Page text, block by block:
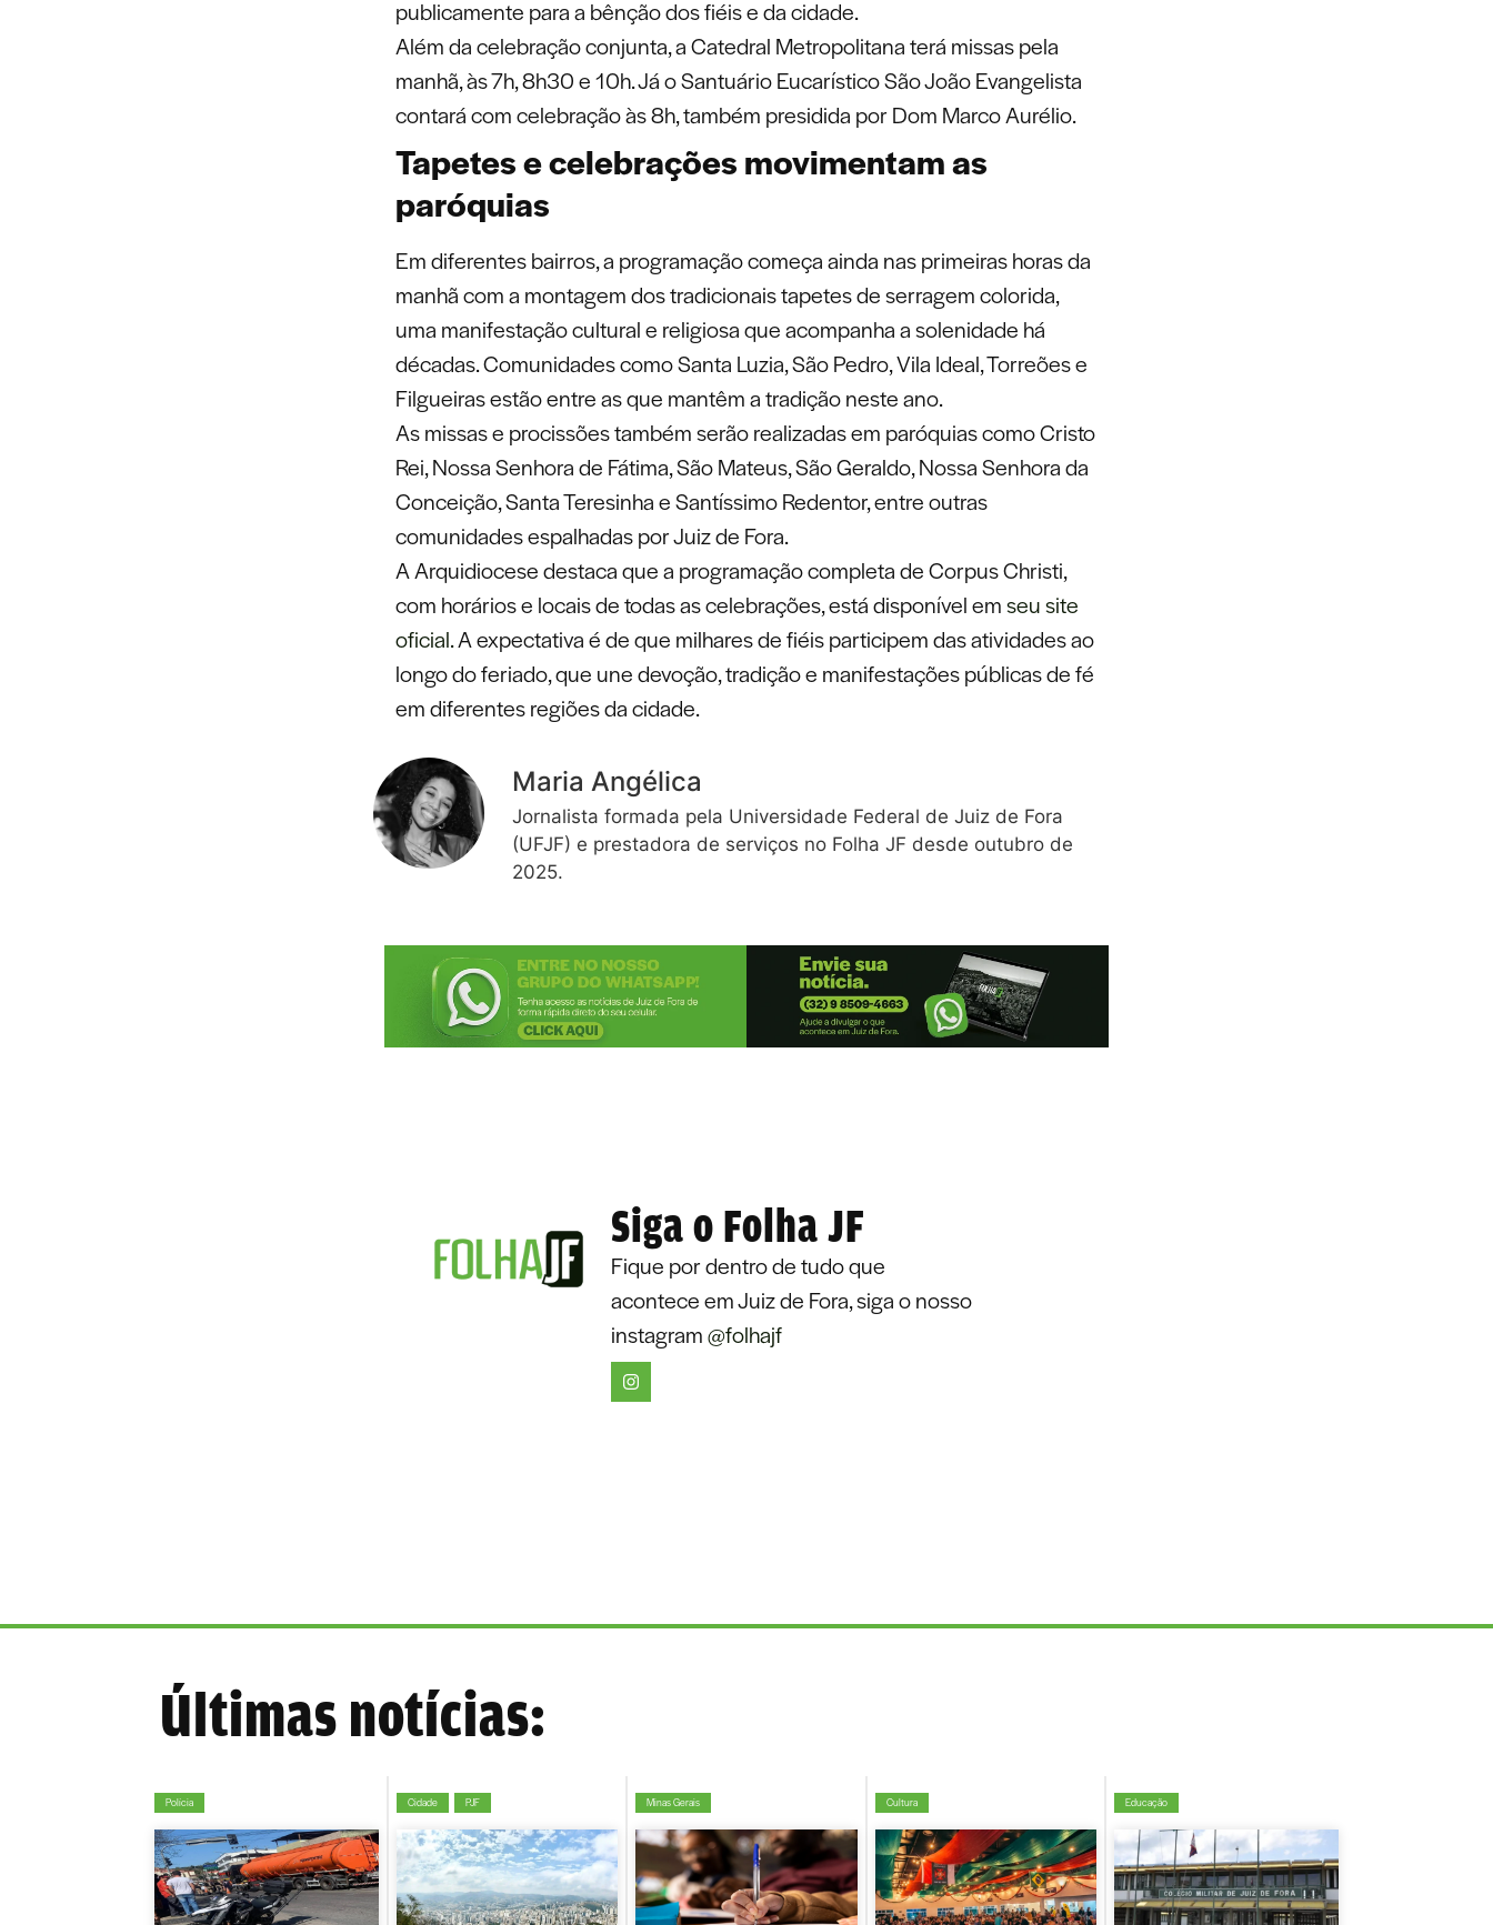
publicamente para a bênção dos fiéis e da cidade.
Além da celebração conjunta, a Catedral Metropolitana terá missas pela
manhã, às 7h, 8h30 e 10h. Já o Santuário Eucarístico São João Evangelista
contará com celebração às 8h, também presidida por Dom Marco Aurélio.
Tapetes e celebrações movimentam as
paróquias
Em diferentes bairros, a programação começa ainda nas primeiras horas da
manhã com a montagem dos tradicionais tapetes de serragem colorida,
uma manifestação cultural e religiosa que acompanha a solenidade há
décadas. Comunidades como Santa Luzia, São Pedro, Vila Ideal, Torreões e
Filgueiras estão entre as que mantêm a tradição neste ano.
As missas e procissões também serão realizadas em paróquias como Cristo
Rei, Nossa Senhora de Fátima, São Mateus, São Geraldo, Nossa Senhora da
Conceição, Santa Teresinha e Santíssimo Redentor, entre outras
comunidades espalhadas por Juiz de Fora.
A Arquidiocese destaca que a programação completa de Corpus Christi,
com horários e locais de todas as celebrações, está disponível emseu site
oficial.A expectativa é de que milhares de fiéis participem das atividades ao
longo do feriado, que une devoção, tradição e manifestações públicas de fé
em diferentes regiões da cidade.
Maria Angélica
Jornalista formada pela Universidade Federal de Juiz de Fora
(UFJF) e prestadora de serviços no Folha JF desde outubro de
2025.
Siga o Folha JF
Fique por dentro de tudo que
acontece em Juiz de Fora, siga o nosso
instagram@folhajf
Últimas notícias:
Polícia Cidade PJF Minas Gerais Cultura Educação